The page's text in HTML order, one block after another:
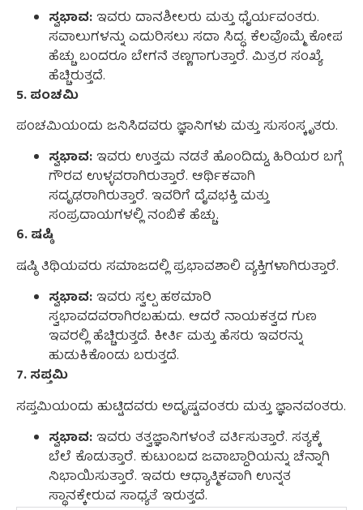
ಸ್ವಭಾವ: ಇವರು ದಾನಶೀಲರು ಮತ್ತು ಧೈರ್ಯವಂತರು.
ಸವಾಲುಗಳನ್ನು ಎದುರಿಸಲು ಸದಾ ಸಿದ್ಧ. ಕೆಲವೊಮ್ಮೆ ಕೋಪ
ಹೆಚ್ಚು ಬಂದರೂ ಬೇಗನೆ ತಣ್ಣಗಾಗುತ್ತಾರೆ. ಮಿತ್ರರ ಸಂಖ್ಯೆ
ಹೆಚ್ಚಿರುತ್ತದೆ.
5. ಪಂಚಮಿ
ಪಂಚಮಿಯಂದು ಜನಿಸಿದವರು ಜ್ಞಾನಿಗಳು ಮತ್ತು ಸುಸಂಸ್ಕೃತರು.
ಸ್ವಭಾವ: ಇವರು ಉತ್ತಮ ನಡತೆ ಹೊಂದಿದ್ದು, ಹಿರಿಯರ ಬಗ್ಗೆ
ಗೌರವ ಉಳ್ಳವರಾಗಿರುತ್ತಾರೆ. ಆರ್ಥಿಕವಾಗಿ
ಸದೃಢರಾಗಿರುತ್ತಾರೆ. ಇವರಿಗೆ ದೈವಭಕ್ತಿ ಮತ್ತು
ಸಂಪ್ರದಾಯಗಳಲ್ಲಿ ನಂಬಿಕೆ ಹೆಚ್ಚು.
6. ಷಷ್ಠಿ
ಷಷ್ಠಿ ತಿಥಿಯವರು ಸಮಾಜದಲ್ಲಿ ಪ್ರಭಾವಶಾಲಿ ವ್ಯಕ್ತಿಗಳಾಗಿರುತ್ತಾರೆ.
ಸ್ವಭಾವ: ಇವರು ಸ್ವಲ್ಪ ಹಠಮಾರಿ
ಸ್ವಭಾವದವರಾಗಿರಬಹುದು. ಆದರೆ ನಾಯಕತ್ವದ ಗುಣ
ಇವರಲ್ಲಿ ಹೆಚ್ಚಿರುತ್ತದೆ. ಕೀರ್ತಿ ಮತ್ತು ಹೆಸರು ಇವರನ್ನು
ಹುಡುಕಿಕೊಂಡು ಬರುತ್ತದೆ.
7. ಸಪ್ತಮಿ
ಸಪ್ತಮಿಯಂದು ಹುಟ್ಟಿದವರು ಅದೃಷ್ಟವಂತರು ಮತ್ತು ಜ್ಞಾನವಂತರು.
ಸ್ವಭಾವ: ಇವರು ತತ್ವಜ್ಞಾನಿಗಳಂತೆ ವರ್ತಿಸುತ್ತಾರೆ. ಸತ್ಯಕ್ಕೆ
ಬೆಲೆ ಕೊಡುತ್ತಾರೆ. ಕುಟುಂಬದ ಜವಾಬ್ದಾರಿಯನ್ನು ಚೆನ್ನಾಗಿ
ನಿಭಾಯಿಸುತ್ತಾರೆ. ಇವರು ಆಧ್ಯಾತ್ಮಿಕವಾಗಿ ಉನ್ನತ
ಸ್ಥಾನಕ್ಕೇರುವ ಸಾಧ್ಯತೆ ಇರುತ್ತದೆ.